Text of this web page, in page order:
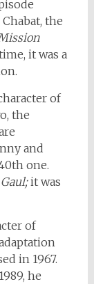
the
it was a
of
the
and
one.
it was
of
in 1967.
he